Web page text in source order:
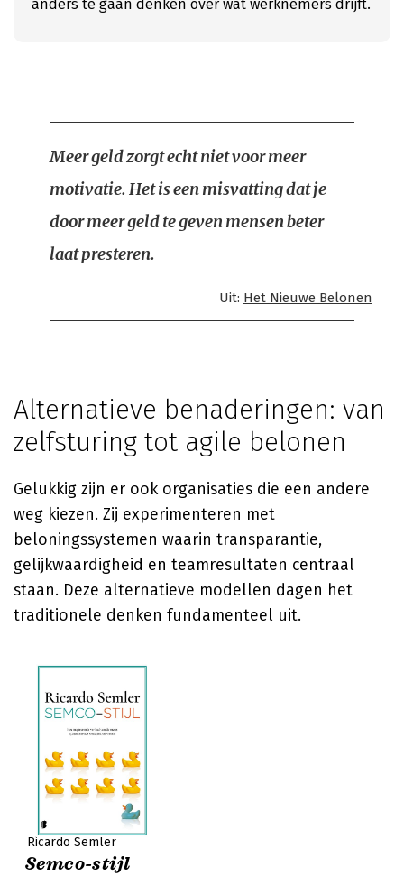
anders te gaan denken over wat werknemers drijft.
Meer geld zorgt echt niet voor meer
motivatie. Het is een misvatting dat je
door meer geld te geven mensen beter
laat presteren.
Uit: Het Nieuwe Belonen
Alternatieve benaderingen: van
zelfsturing tot agile belonen
Gelukkig zijn er ook organisaties die een andere
weg kiezen. Zij experimenteren met
beloningssystemen waarin transparantie,
gelijkwaardigheid en teamresultaten centraal
staan. Deze alternatieve modellen dagen het
traditionele denken fundamenteel uit.
Ricardo Semler
Semco-stijl